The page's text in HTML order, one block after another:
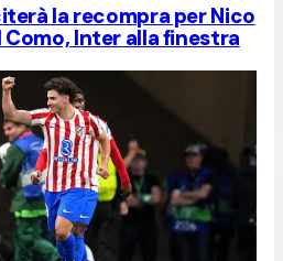
la recompra per Nico
Inter alla finestra